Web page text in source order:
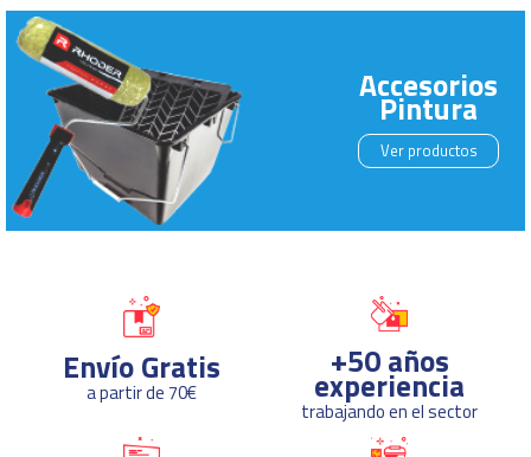
Accesorios
Pintura
Ver productos
Envío Gratis
a partir de 70€
+50 años
experiencia
trabajando en el sector